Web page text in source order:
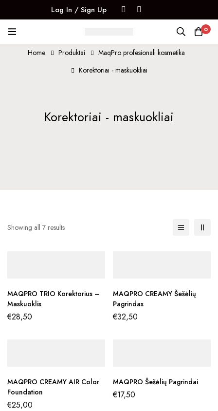
Log In / Sign Up
0
Home Produktai
MaqPro profesionali kosmetika
Korektoriai - maskuokliai
Korektoriai - maskuokliai
Showing all 7 results
MAQPRO TRIO Korektorius –
Maskuoklis
€28,50
MAQPRO CREAMY Šešėlių
Pagrindas
€32,50
MAQPRO CREAMY AIR Color
Foundation
€25,00
MAQPRO Šešėlių Pagrindai
€17,50